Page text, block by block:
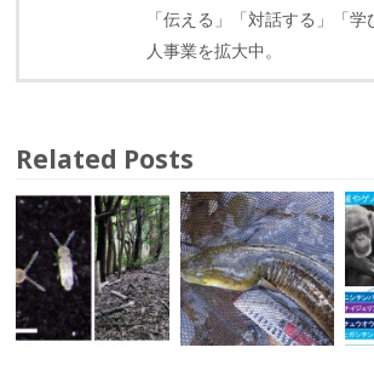
「伝える」「対話する」「
人事業を拡大中。
Related Posts